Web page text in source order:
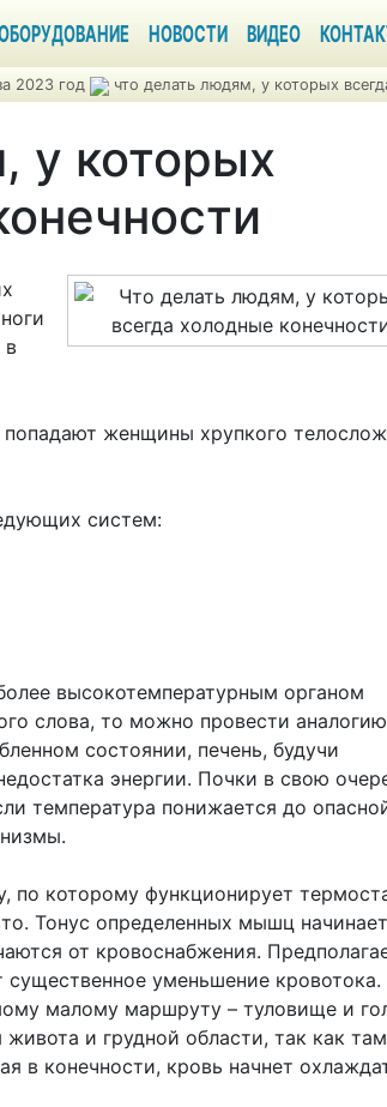
НОВОСТИ ВИДЕО
2023 год что делать людям, у которых
у которых
в
женщины хрупкого
систем:
высокотемпературным органом
слова, то можно провести
состоянии, печень, будучи
энергии. Почки в свою
температура понижается до
которому функционирует
Тонус определенных мышц начинает
от кровоснабжения.
уменьшение кровотока.
малому маршруту – туловище и
живота и грудной области, так как там
в конечности, кровь начнет